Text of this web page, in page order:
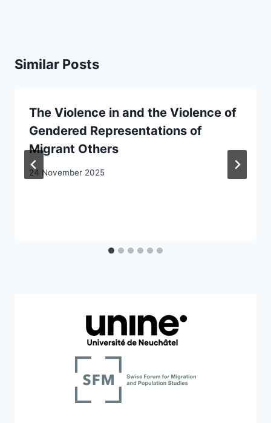
Similar Posts
The Violence in and the Violence of
Gendered Representations of
Migrant Others
24 November 2025